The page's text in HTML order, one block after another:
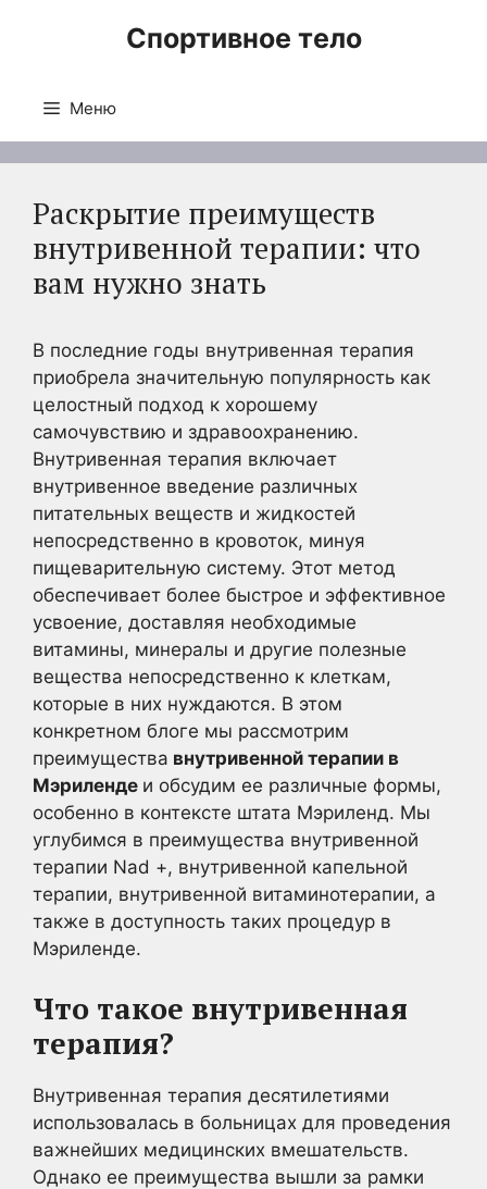
Спортивное тело
Меню
Раскрытие преимуществ
внутривенной терапии: что
вам нужно знать
В последние годы внутривенная терапия
приобрела значительную популярность как
целостный подход к хорошему
самочувствию и здравоохранению.
Внутривенная терапия включает
внутривенное введение различных
питательных веществ и жидкостей
непосредственно в кровоток, минуя
пищеварительную систему. Этот метод
обеспечивает более быстрое и эффективное
усвоение, доставляя необходимые
витамины, минералы и другие полезные
вещества непосредственно к клеткам,
которые в них нуждаются. В этом
конкретном блоге мы рассмотрим
преимущества внутривенной терапии в
Мэриленде и обсудим ее различные формы,
особенно в контексте штата Мэриленд. Мы
углубимся в преимущества внутривенной
терапии Nad +, внутривенной капельной
терапии, внутривенной витаминотерапии, а
также в доступность таких процедур в
Мэриленде.
Что такое внутривенная
терапия?
Внутривенная терапия десятилетиями
использовалась в больницах для проведения
важнейших медицинских вмешательств.
Однако ее преимущества вышли за рамки